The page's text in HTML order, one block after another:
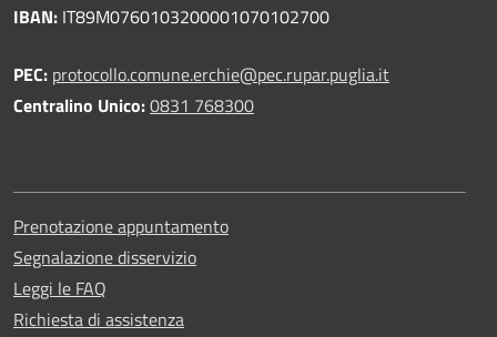
IBAN: IT89M0760103200001070102700
PEC: protocollo.comune.erchie@pec.rupar.puglia.it
Centralino Unico:0831 768300
Prenotazione appuntamento
Segnalazione disservizio
Leggi le FAQ
Richiesta di assistenza